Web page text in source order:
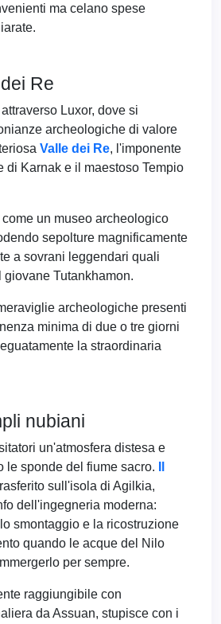
ma celano spese
Re
Luxor, dove si
archeologiche di valore
Valle dei Re, l'imponente
di Karnak e il maestoso Tempio
un museo archeologico
sepolture magnificamente
a sovrani leggendari quali
giovane Tutankhamon.
archeologiche presenti
minima di due o tre giorni
la straordinaria
nubiani
un'atmosfera distesa e
le sponde del fiume sacro.
sull'isola di Agilkia,
dell'ingegneria moderna:
smontaggio e la ricostruzione
quando le acque del Nilo
per sempre.
raggiungibile con
da Assuan, stupisce con i